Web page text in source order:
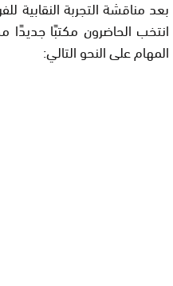
بعد مناقشة التجربة النقابية
المهام على النحو التالي: